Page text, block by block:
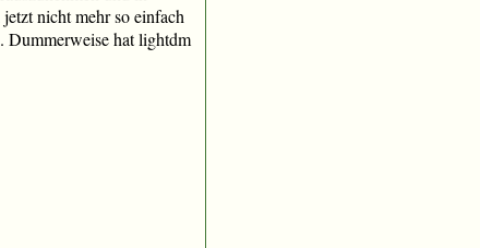
nicht mehr so einfach
Dummerweise hat lightdm